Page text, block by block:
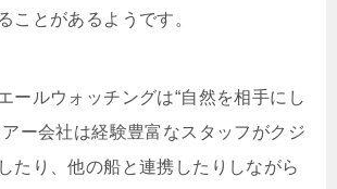
ことがあるようです。
ールウォッチングは“自然を相手にし
ー会社は経験豊富なスタッフがクジ
たり、他の船と連携したりしながら